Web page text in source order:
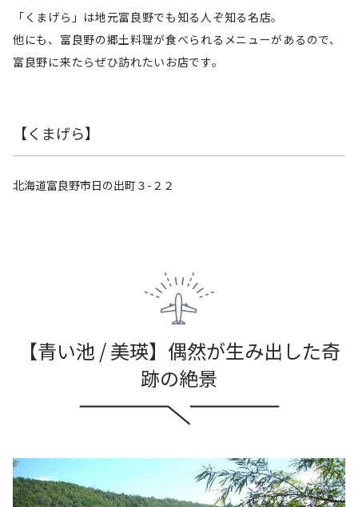
「くまげら」は地元富良野でも知る人ぞ知る名店。
他にも、富良野の郷土料理が食べられるメニューがあるので、
富良野に来たらぜひ訪れたいお店です。
【くまげら】
北海道富良野市日の出町３-２２
【青い池 / 美瑛】偶然が生み出した奇
跡の絶景